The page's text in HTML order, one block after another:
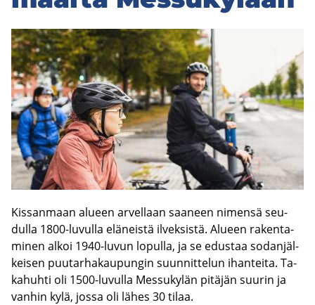
Kis­san­maan alu­een ar­vel­laan saa­neen ni­men­sä seu­
dul­la 1800-​luvulla elä­neis­tä il­vek­sis­tä. Alu­een ra­ken­ta­
mi­nen alkoi 1940-​luvun lo­pul­la, ja se edus­taa so­dan­jäl­
kei­sen puu­tar­ha­kau­pun­gin suun­nit­te­lun ihan­tei­ta. Ta­
ka­huh­ti oli 1500-​luvulla Mes­su­ky­län pi­tä­jän suu­rin ja
van­hin kylä, jossa oli lähes 30 tilaa.